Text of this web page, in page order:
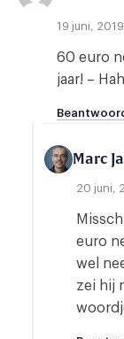
19 juni,
60 euro
jaar! –
Marc
20 juni,
euro
wel
zei hij